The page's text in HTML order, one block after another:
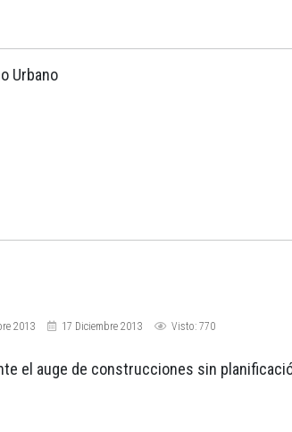
Urbano
2013 17 Diciembre 2013 Visto: 770
el auge de construcciones sin